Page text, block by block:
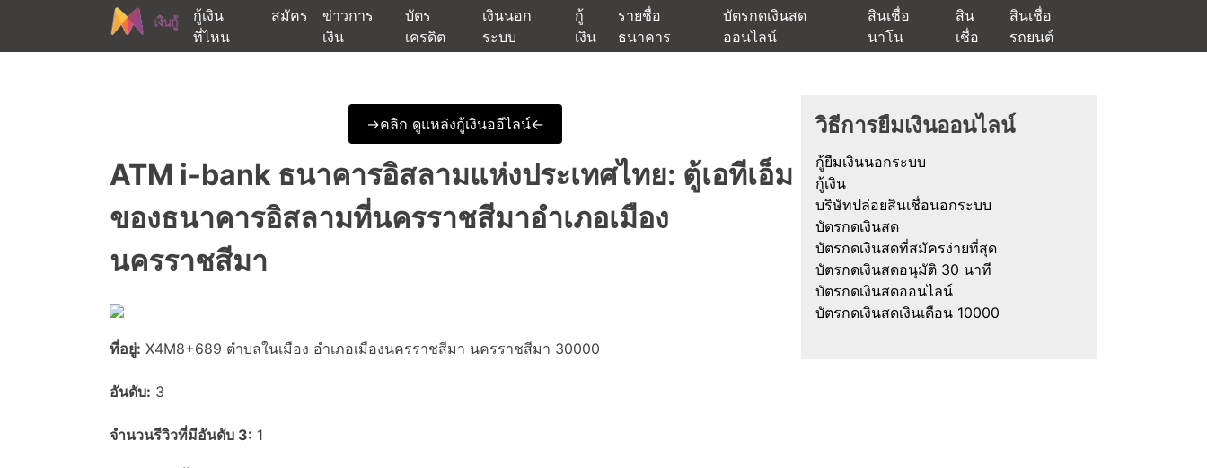
content
กู้เงิน
ที่ไหน
สมัคร
ข่าวการ
เงิน
บัตร
เครดิต
เงินนอก
ระบบ
กู้
เงิน
รายชื่อ
ธนาคาร
บัตรกดเงินสด
ออนไลน์
สินเชื่อ
นาโน
สิน
เชื่อ
สินเชื่อ
รถยนต์
->คลิก ดูแหล่งกู้เงินออีไลน์<-
ATM i-bank ธนาคารอิสลามแห่งประเทศไทย: ตู้เอทีเอ็ม
ของธนาคารอิสลามที่นครราชสีมาอำเภอเมือง
นครราชสีมา
ที่อยู่: X4M8+689 ตำบลในเมือง อำเภอเมืองนครราชสีมา นครราชสีมา 30000
อันดับ: 3
จำนวนรีวิวที่มีอันดับ 3: 1
วิธีการยืมเงินออนไลน์
กู้ยืมเงินนอกระบบ
กู้เงิน
บริษัทปล่อยสินเชื่อนอกระบบ
บัตรกดเงินสด
บัตรกดเงินสดที่สมัครง่ายที่สุด
บัตรกดเงินสดอนุมัติ 30 นาที
บัตรกดเงินสดออนไลน์
บัตรกดเงินสดเงินเดือน 10000